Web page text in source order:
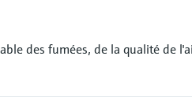
des fumées, de la qualité de